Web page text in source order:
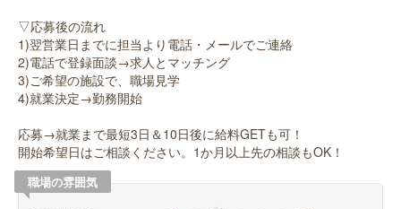
▽応募後の流れ
1)翌営業日までに担当より電話・メールでご連絡
2)電話で登録面談→求人とマッチング
3)ご希望の施設で、職場見学
4)就業決定→勤務開始
応募→就業まで最短3日＆10日後に給料GETも可！
開始希望日はご相談ください。1か月以上先の相談もOK！
職場の雰囲気